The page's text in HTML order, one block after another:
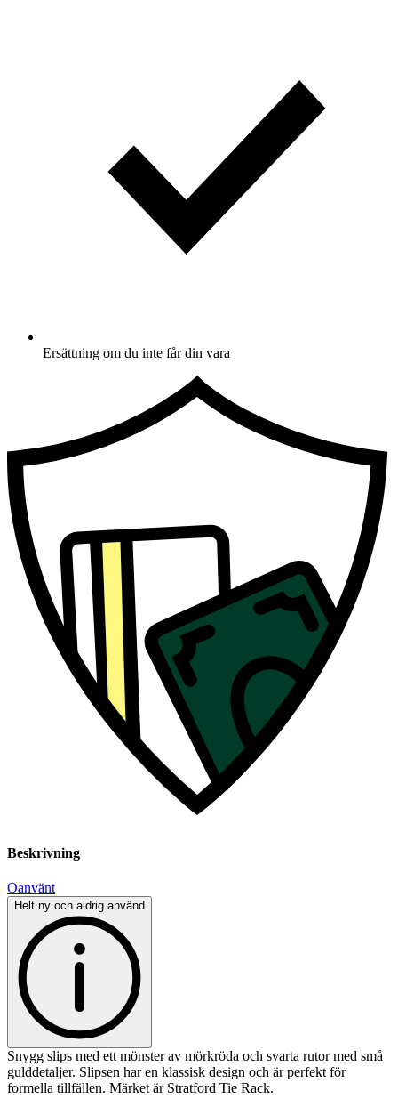
Ersättning om du inte får din vara
Beskrivning
Oanvänt
Helt ny och aldrig använd
Snygg slips med ett mönster av mörkröda och svarta rutor med små
gulddetaljer. Slipsen har en klassisk design och är perfekt för
formella tillfällen. Märket är Stratford Tie Rack.